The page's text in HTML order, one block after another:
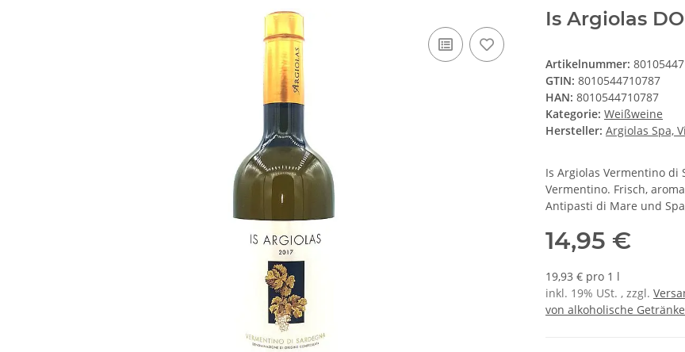
Is Argiolas
Artikelnummer:
GTIN: 8010544710787
HAN: 8010544710787
Kategorie: Weißweine
Hersteller: Argiolas Spa,
Is Argiolas Vermentino di
Vermentino. Frisch,
Antipasti di Mare und
14,95 €
19,93 € pro 1 l
inkl. 19% USt. , zzgl.
von alkoholische